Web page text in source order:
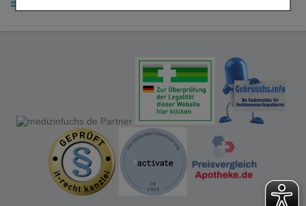
auch auf Ihre Bedürfnisse zugeschrittene Inhalte
anzuzeigen und unser Partnerprogramm zu
Hierüber lassen sich
Informationen über die Art und Weise der Nutzung
unserer Website sammeln, mit deren Hilfe wir unsere
Website weiter für Sie optimieren können, den Inhalt
auf unserer Website aber auch die Werbung auf
Drittseiten möglichst relevant für Sie zu gestalten.
Bitte beachten Sie, dass Daten hierfür teilweise an
Dritte wie z.B. Google oder soziale Medien